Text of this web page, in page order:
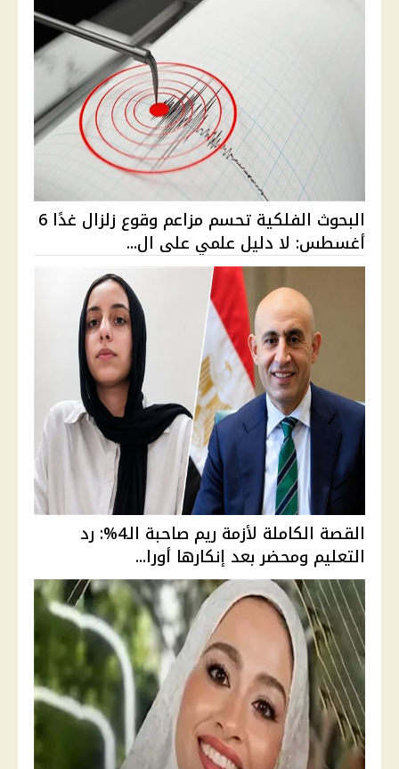
البحوث الفلكية تحسم مزاعم وقوع زلزال غدًا 6
أغسطس: لا دليل علمي على ال...
القصة الكاملة لأزمة ريم صاحبة الـ4%: رد
التعليم ومحضر بعد إنكارها أورا...